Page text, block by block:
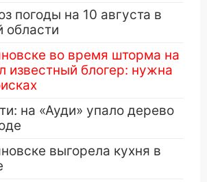
погоды на 10 августа в
области
во время шторма на
известный блогер: нужна
на «Ауди» упало дерево
выгорела кухня в